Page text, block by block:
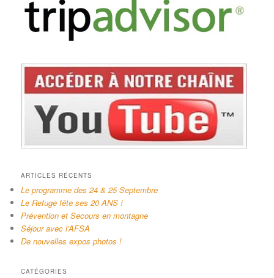
ARTICLES RÉCENTS
Le programme des 24 & 25 Septembre
Le Refuge fête ses 20 ANS !
Prévention et Secours en montagne
Séjour avec l’AFSA
De nouvelles expos photos !
CATÉGORIES